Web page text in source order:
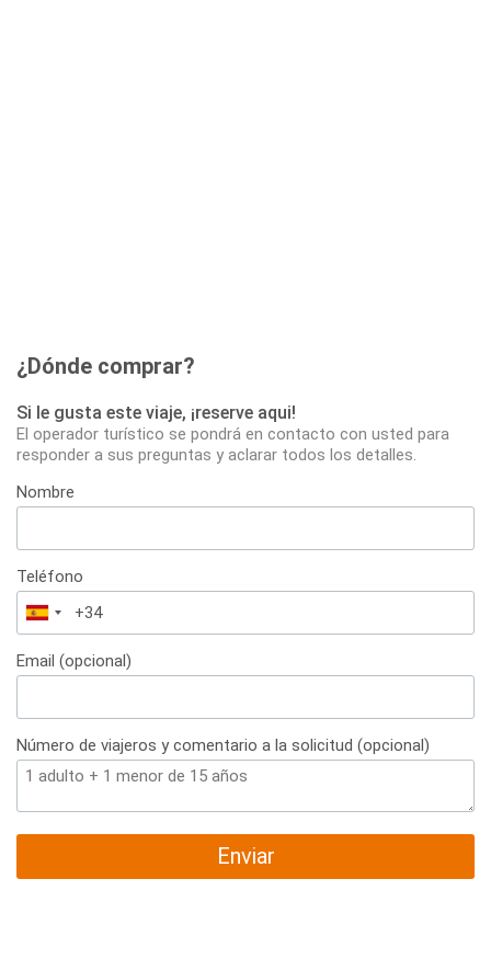
¿Dónde comprar?
Si le gusta este viaje, ¡reserve aqui!
El operador turístico se pondrá en contacto con usted para
responder a sus preguntas y aclarar todos los detalles.
Nombre
Teléfono
España
+34
Email (opcional)
Número de viajeros y comentario a la solicitud (opcional)
Enviar